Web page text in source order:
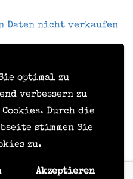
optimal zu
verbessern zu
Durch die
stimmen Sie
zu.
Akzeptieren
Daten nicht verkaufen